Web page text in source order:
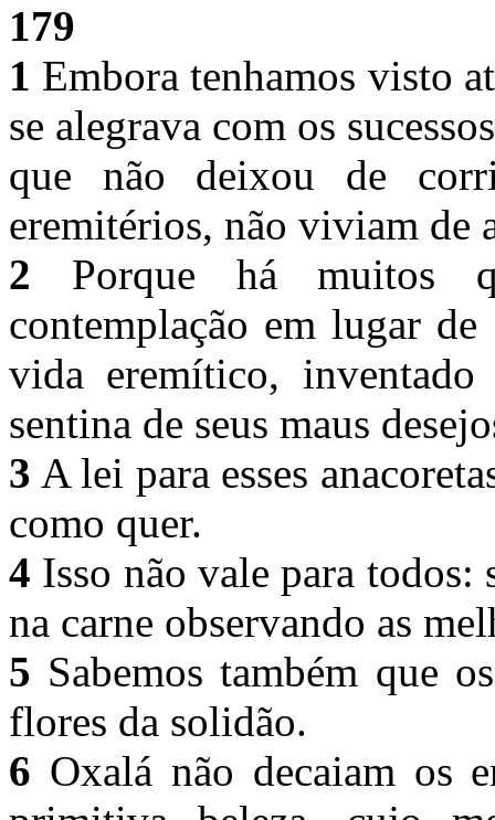
179
1 Embora tenhamos visto
se alegrava com os
que não deixou de
eremitérios, não viviam de
2 Porque há muitos
contemplação em lugar
vida eremítico, inventado
sentina de seus maus
3 A lei para esses
como quer.
4 Isso não vale para todos:
na carne observando as
5 Sabemos também que
flores da solidão.
6 Oxalá não decaiam os